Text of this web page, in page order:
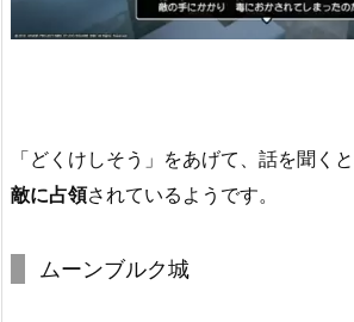
「どくけしそう」をあげて、話を聞くと
敵に占領されているようです。
ムーンブルク城